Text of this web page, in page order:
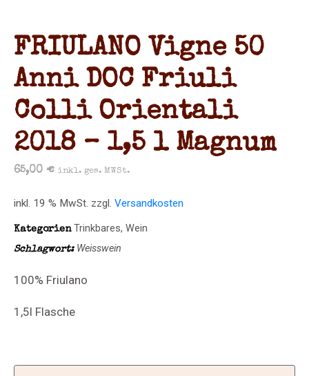
FRIULANO Vigne 50
Anni DOC Friuli
Colli Orientali
2018 – 1,5 l Magnum
65,00 € inkl. ges. MWSt.
inkl. 19 % MwSt. zzgl. Versandkosten
Kategorien Trinkbares, Wein
Schlagwort: Weisswein
100% Friulano
1,5l Flasche